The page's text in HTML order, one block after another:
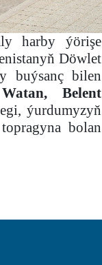
harby ýörişe
Döwlet
buýsanç bilen
Belent
ýurdumyzyň
bolan